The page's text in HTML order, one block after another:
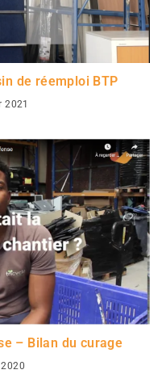
de réemploi BTP
2021
– Bilan du curage